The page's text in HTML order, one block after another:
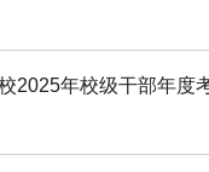
2025年校级干部年度